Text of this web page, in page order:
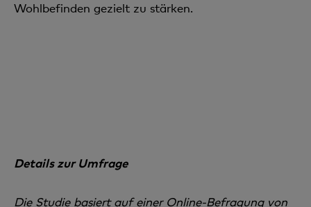
Wohlbefinden gezielt zu stärken.
Details zur Umfrage
Die Studie basiert auf einer Online-Befragung von